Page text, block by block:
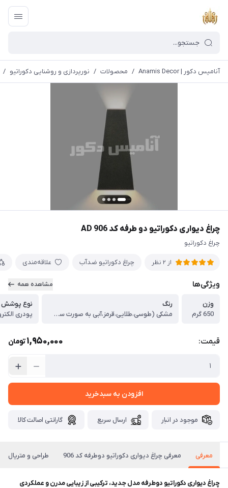
آنامیس دکور | Anamis Decor / محصولات / نورپردازی و روشنایی دکوراتیو /
چراغ دیواری دکوراتیو دو طرفه کد 906 AD
چراغ دکوراتیو
از 2 نظر چراغ دکوراتیو ضدآب علاقه‌مندی
ویژگی‌ها مشاهده همه
وزن
650 گرم
رنگ
مشکی (طوسی،طلایی،قرمز،آبی به صورت سفارشی بالای 60 عدد)
نوع پوشش
پودری
قیمت: 1,950,000تومان
افزودن به سبدخرید
موجود در انبار ارسال سریع گارانتی اصالت کالا
معرفی معرفی چراغ دیواری دکوراتیو دوطرفه کد 906 طراحی و متریال
چراغ دیواری دکوراتیو دوطرفه مدل جدید، ترکیبی از زیبایی مدرن و عملکردی